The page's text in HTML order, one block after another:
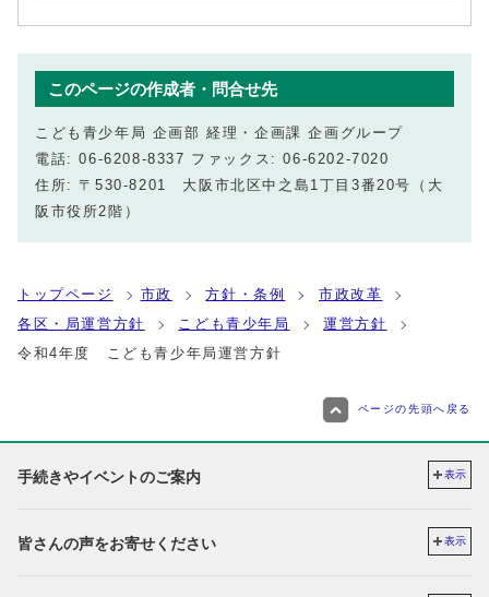
このページの作成者・問合せ先
こども青少年局 企画部 経理・企画課 企画グループ
電話: 06-6208-8337 ファックス: 06-6202-7020
住所: 〒530-8201 大阪市北区中之島1丁目3番20号（大
阪市役所2階）
トップページ 市政 方針・条例
市政改革
各区・局運営方針
こども青少年局
運営方針
令和4年度 こども青少年局運営方針
ページの先頭へ戻る
手続きやイベントのご案内 表示
皆さんの声をお寄せください 表示